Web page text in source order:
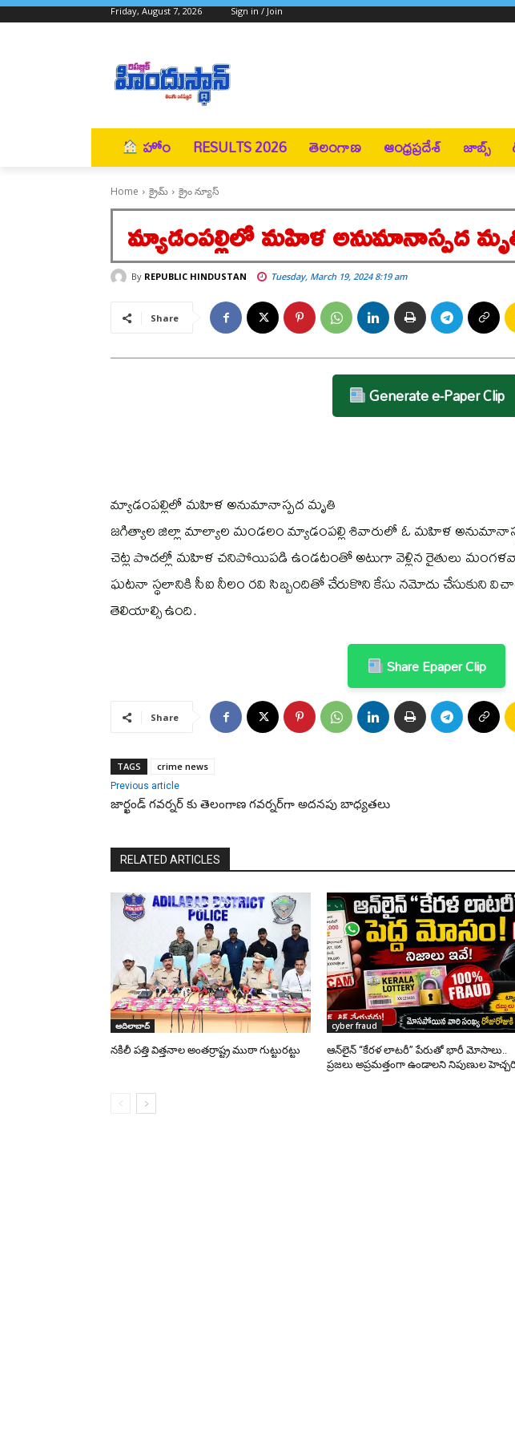
Friday, August 7, 2026 Sign in / Join
హోం RESULTS 2026 తెలంగాణ ఆంధ్రప్రదేశ్ జాబ్స్
Home క్రైమ్ క్రైం న్యూస్
మ్యాడంపల్లిలో మహిళ అనుమానాస్పద
By REPUBLIC HINDUSTAN Tuesday, March 19, 2024 8:19 am
Share
Generate e-Paper Clip
మ్యాడంపల్లిలో మహిళ అనుమానాస్పద మృతి
జగిత్యాల జిల్లా మాల్యాల మండలం మ్యాడంపల్లి శివారులో ఓ మహిళ
చెట్ల పొదల్లో మహిళ చనిపోయిపడి ఉండటంతో అటుగా వెళ్లిన రైతులు
ఘటనా స్థలానికి సీఐ నీలం రవి సిబ్బందితో చేరుకొని కేసు నమోదు చేసుకుని
తెలియాల్సి ఉంది.
Share Epaper Clip
Share
TAGS crime news
Previous article
జార్ఖండ్ గ‌వ‌ర్న‌ర్ కు తెలంగాణ గ‌వ‌ర్న‌ర్‌గా అద‌న‌పు బాధ్య‌త‌లు
RELATED ARTICLES
ఆదిలాబాద్
నకిలీ పత్తి విత్తనాల అంతర్రాష్ట్ర ముఠా గుట్టురట్టు
cyber fraud
ఆన్‌లైన్ “కేరళ లాటరీ” పేరుతో భారీ మోసాలు..
ప్రజలు అప్రమత్తంగా ఉండాలని నిపుణుల